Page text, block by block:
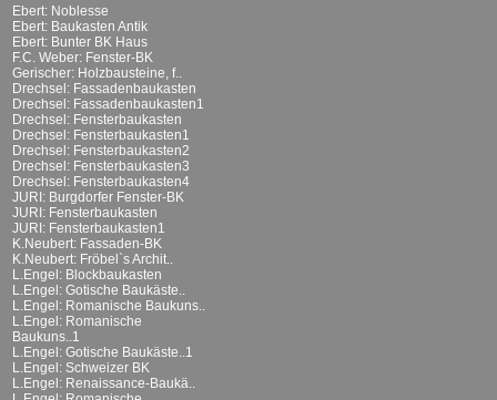
Ebert: Noblesse
Ebert: Baukasten Antik
Ebert: Bunter BK Haus
F.C. Weber: Fenster-BK
Gerischer: Holzbausteine, f..
Drechsel: Fassadenbaukasten
Drechsel: Fassadenbaukasten1
Drechsel: Fensterbaukasten
Drechsel: Fensterbaukasten1
Drechsel: Fensterbaukasten2
Drechsel: Fensterbaukasten3
Drechsel: Fensterbaukasten4
JURI: Burgdorfer Fenster-BK
JURI: Fensterbaukasten
JURI: Fensterbaukasten1
K.Neubert: Fassaden-BK
K.Neubert: Fröbel`s Archit..
L.Engel: Blockbaukasten
L.Engel: Gotische Baukäste..
L.Engel: Romanische Baukuns..
L.Engel: Romanische
Baukuns..1
L.Engel: Gotische Baukäste..1
L.Engel: Schweizer BK
L.Engel: Renaissance-Baukä..